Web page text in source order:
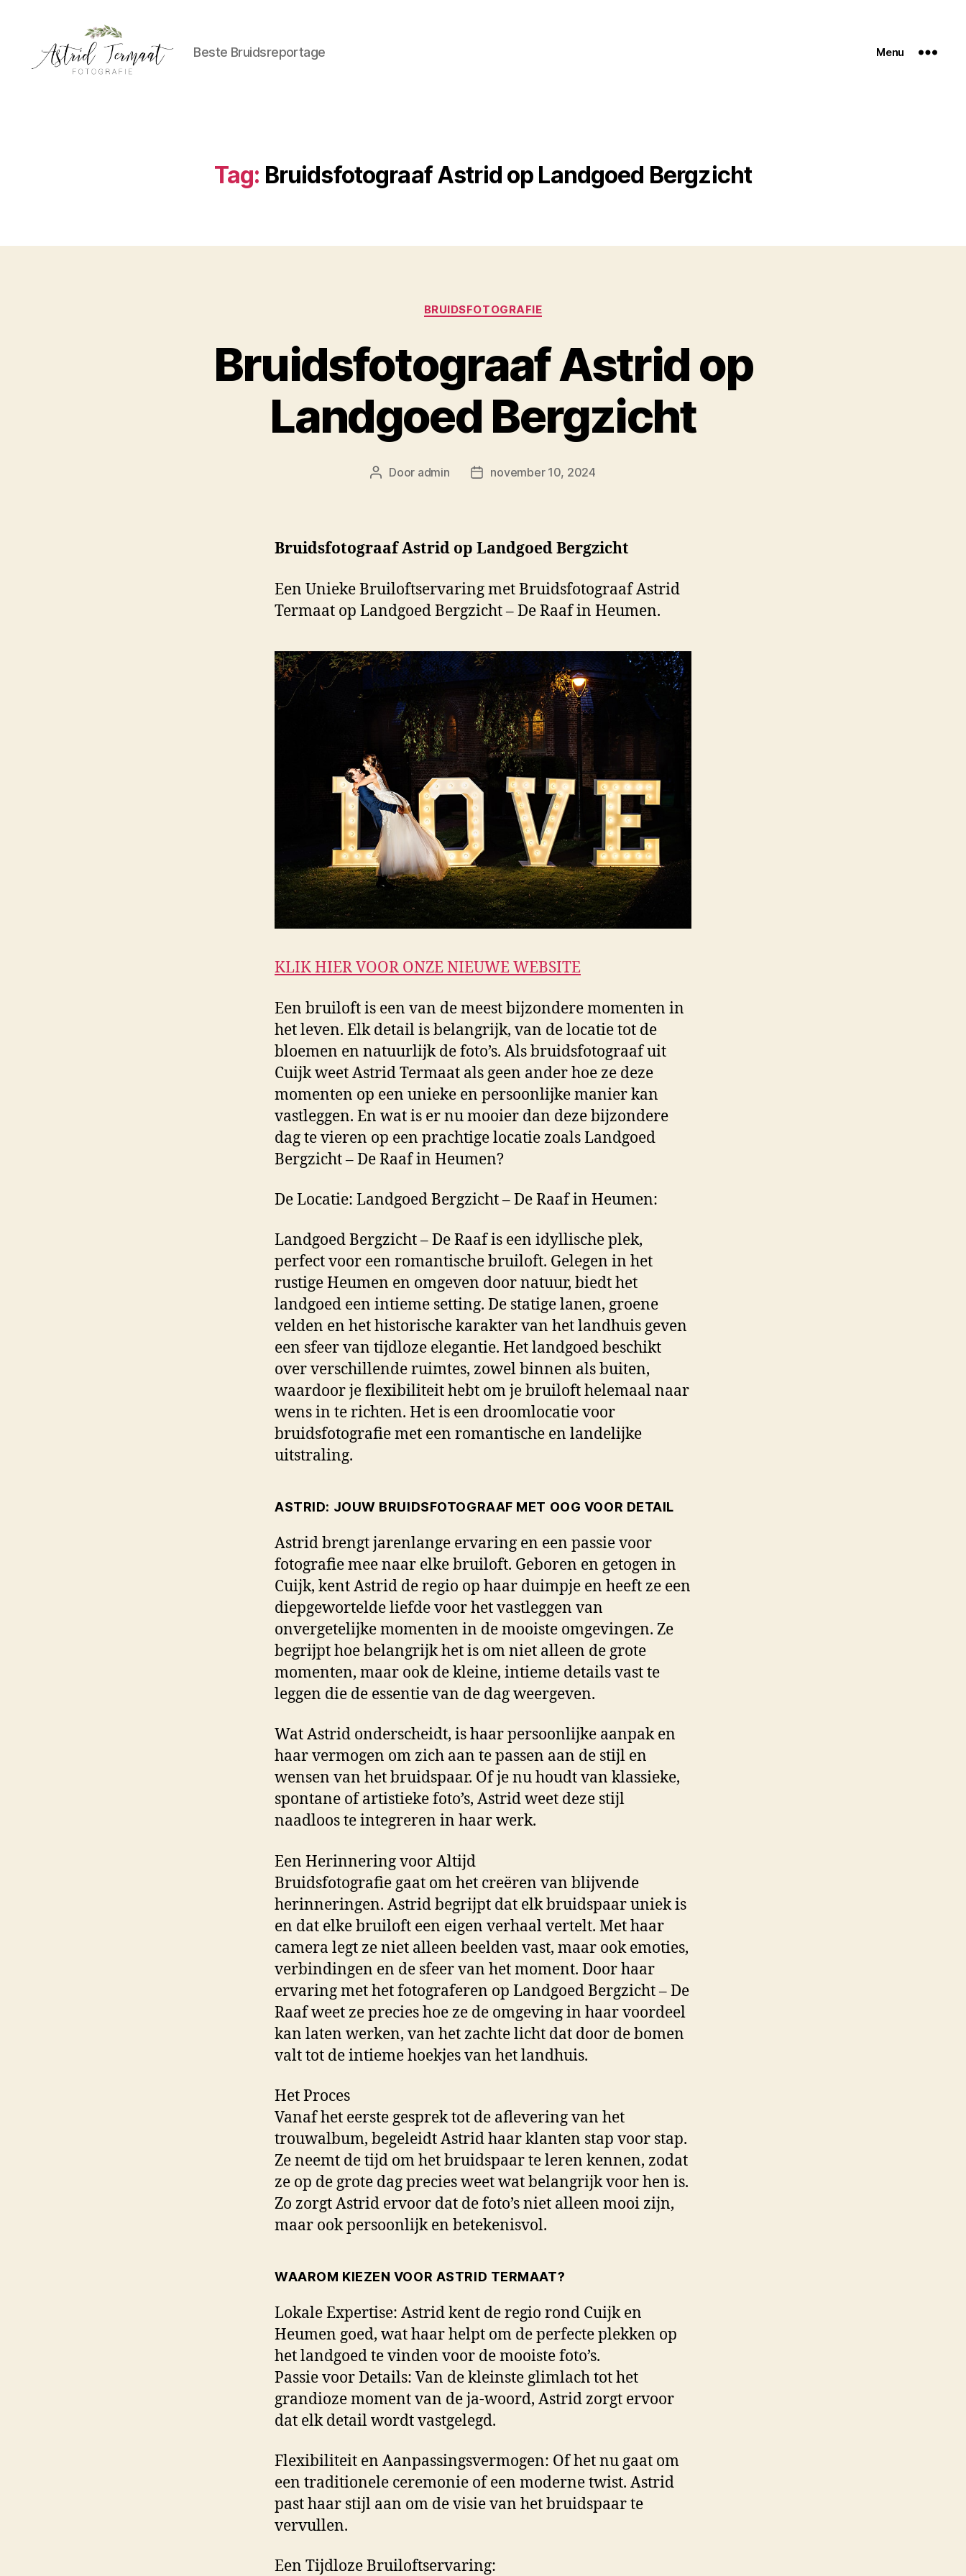
Beste Bruidsreportage Menu
Tag: Bruidsfotograaf Astrid op Landgoed Bergzicht
Categorieën
BRUIDSFOTOGRAFIE
Bruidsfotograaf Astrid op
Landgoed Bergzicht
Berichtauteur
Door admin Berichtdatum
november 10, 2024
Bruidsfotograaf Astrid op Landgoed Bergzicht
Een Unieke Bruiloftservaring met Bruidsfotograaf Astrid
Termaat op Landgoed Bergzicht – De Raaf in Heumen.
KLIK HIER VOOR ONZE NIEUWE WEBSITE
Een bruiloft is een van de meest bijzondere momenten in
het leven. Elk detail is belangrijk, van de locatie tot de
bloemen en natuurlijk de foto’s. Als bruidsfotograaf uit
Cuijk weet Astrid Termaat als geen ander hoe ze deze
momenten op een unieke en persoonlijke manier kan
vastleggen. En wat is er nu mooier dan deze bijzondere
dag te vieren op een prachtige locatie zoals Landgoed
Bergzicht – De Raaf in Heumen?
De Locatie: Landgoed Bergzicht – De Raaf in Heumen:
Landgoed Bergzicht – De Raaf is een idyllische plek,
perfect voor een romantische bruiloft. Gelegen in het
rustige Heumen en omgeven door natuur, biedt het
landgoed een intieme setting. De statige lanen, groene
velden en het historische karakter van het landhuis geven
een sfeer van tijdloze elegantie. Het landgoed beschikt
over verschillende ruimtes, zowel binnen als buiten,
waardoor je flexibiliteit hebt om je bruiloft helemaal naar
wens in te richten. Het is een droomlocatie voor
bruidsfotografie met een romantische en landelijke
uitstraling.
ASTRID: JOUW BRUIDSFOTOGRAAF MET OOG VOOR DETAIL
Astrid brengt jarenlange ervaring en een passie voor
fotografie mee naar elke bruiloft. Geboren en getogen in
Cuijk, kent Astrid de regio op haar duimpje en heeft ze een
diepgewortelde liefde voor het vastleggen van
onvergetelijke momenten in de mooiste omgevingen. Ze
begrijpt hoe belangrijk het is om niet alleen de grote
momenten, maar ook de kleine, intieme details vast te
leggen die de essentie van de dag weergeven.
Wat Astrid onderscheidt, is haar persoonlijke aanpak en
haar vermogen om zich aan te passen aan de stijl en
wensen van het bruidspaar. Of je nu houdt van klassieke,
spontane of artistieke foto’s, Astrid weet deze stijl
naadloos te integreren in haar werk.
Een Herinnering voor Altijd
Bruidsfotografie gaat om het creëren van blijvende
herinneringen. Astrid begrijpt dat elk bruidspaar uniek is
en dat elke bruiloft een eigen verhaal vertelt. Met haar
camera legt ze niet alleen beelden vast, maar ook emoties,
verbindingen en de sfeer van het moment. Door haar
ervaring met het fotograferen op Landgoed Bergzicht – De
Raaf weet ze precies hoe ze de omgeving in haar voordeel
kan laten werken, van het zachte licht dat door de bomen
valt tot de intieme hoekjes van het landhuis.
Het Proces
Vanaf het eerste gesprek tot de aflevering van het
trouwalbum, begeleidt Astrid haar klanten stap voor stap.
Ze neemt de tijd om het bruidspaar te leren kennen, zodat
ze op de grote dag precies weet wat belangrijk voor hen is.
Zo zorgt Astrid ervoor dat de foto’s niet alleen mooi zijn,
maar ook persoonlijk en betekenisvol.
WAAROM KIEZEN VOOR ASTRID TERMAAT?
Lokale Expertise: Astrid kent de regio rond Cuijk en
Heumen goed, wat haar helpt om de perfecte plekken op
het landgoed te vinden voor de mooiste foto’s.
Passie voor Details: Van de kleinste glimlach tot het
grandioze moment van de ja-woord, Astrid zorgt ervoor
dat elk detail wordt vastgelegd.
Flexibiliteit en Aanpassingsvermogen: Of het nu gaat om
een traditionele ceremonie of een moderne twist. Astrid
past haar stijl aan om de visie van het bruidspaar te
vervullen.
Een Tijdloze Bruiloftservaring: